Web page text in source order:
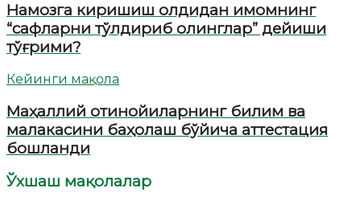
Намозга киришиш олдидан имомнинг
“сафларни тўлдириб олинглар” дейиши
тўғрими?
Кейинги мақола
Маҳаллий отинойиларнинг билим ва
малакасини баҳолаш бўйича аттестация
бошланди
Ўхшаш мақолалар